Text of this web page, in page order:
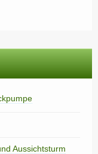
Aussichtsturm